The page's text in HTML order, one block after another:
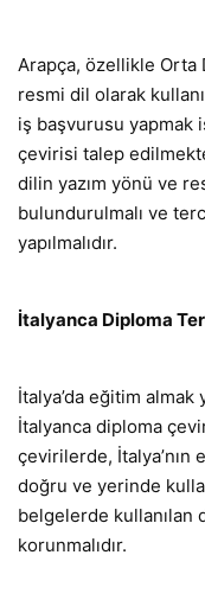
Arapça, özellikle Orta
resmi dil olarak
iş başvurusu yapmak
çevirisi talep
dilin yazım yönü ve
bulundurulmalı ve
yapılmalıdır.
İtalyanca Diploma
İtalya’da eğitim
İtalyanca diploma
çevirilerde,
doğru ve yerinde
belgelerde kullanılan
korunmalıdır.